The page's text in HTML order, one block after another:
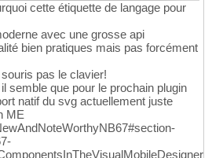
cette étiquette de langage pour
avec une grosse api
bien pratiques mais pas forcément
pas le clavier!
semble que pour le prochain plugin
natif du svg actuellement juste
ME